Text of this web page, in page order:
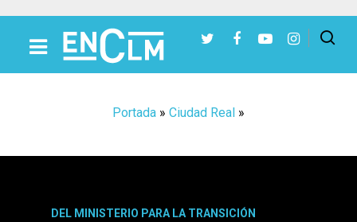
Portada » Ciudad Real »
DEL MINISTERIO PARA LA TRANSICIÓN